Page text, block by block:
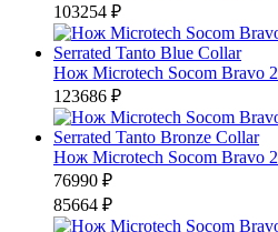
103254 ₽
Нож Microtech Socom Bravo
123686 ₽
Нож Microtech Socom Bravo
76990 ₽
85664 ₽